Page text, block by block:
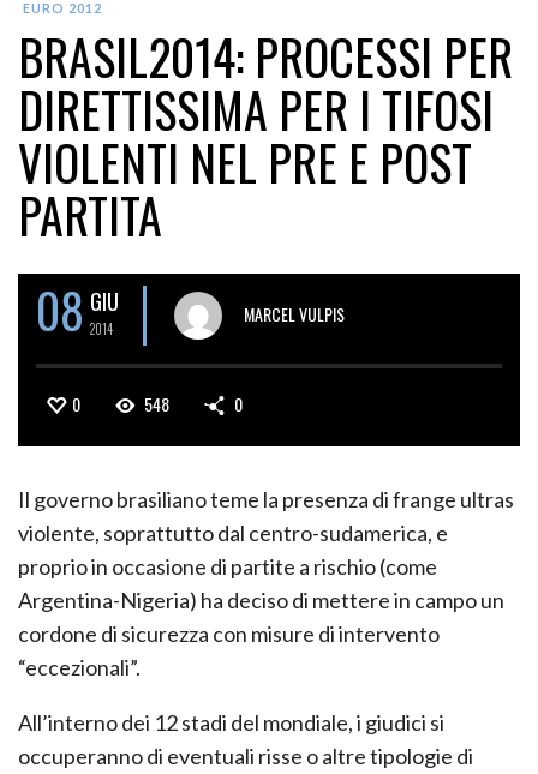
EURO 2012
BRASIL2014: PROCESSI PER
DIRETTISSIMA PER I TIFOSI
VIOLENTI NEL PRE E POST
PARTITA
08 GIU
2014
MARCEL VULPIS
0 548 0
Il governo brasiliano teme la presenza di frange ultras
violente, soprattutto dal centro-sudamerica, e
proprio in occasione di partite a rischio (come
Argentina-Nigeria) ha deciso di mettere in campo un
cordone di sicurezza con misure di intervento
“eccezionali”.
All’interno dei 12 stadi del mondiale, i giudici si
occuperanno di eventuali risse o altre tipologie di